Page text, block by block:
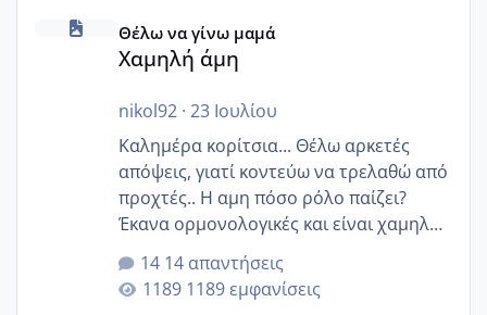
Χαμηλή άμη
Θέλω να γίνω μαμά
Χαμηλή άμη
nikol92· 23 Ιουλίου
Καλημέρα κορίτσια... Θέλω αρκετές
απόψεις, γιατί κοντεύω να τρελαθώ από
προχτές.. Η αμη πόσο ρόλο παίζει?
Έκανα ορμονολογικές και είναι χαμηλή
για την ηλικία μου.. Είχα ήδη μια
εγκυμοσύνη, που έπρεπε να τερματιστεί
στην 27η εβδομάδα και προσπαθώ 7
14 απαντήσεις
1189 εμφανίσεις